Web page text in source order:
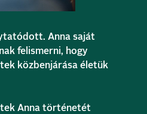
Anna saját
felismerni, hogy
közbenjárása életük
Anna történetét